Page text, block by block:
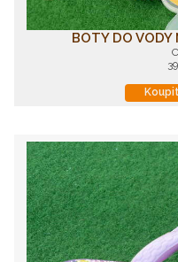
BOTY DO VODY